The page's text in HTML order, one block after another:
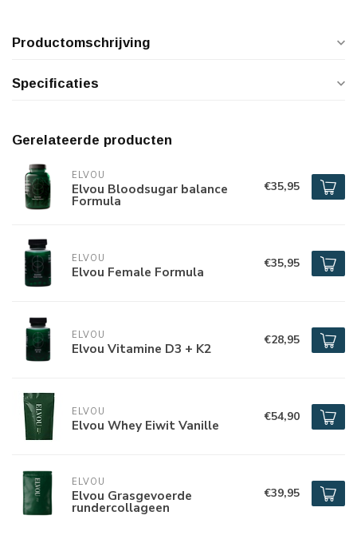
Productomschrijving
Specificaties
Gerelateerde producten
ELVOU
Elvou Bloodsugar balance
Formula
€35,95
ELVOU
Elvou Female Formula €35,95
ELVOU
Elvou Vitamine D3 + K2 €28,95
ELVOU
Elvou Whey Eiwit Vanille €54,90
ELVOU
Elvou Grasgevoerde
rundercollageen
€39,95